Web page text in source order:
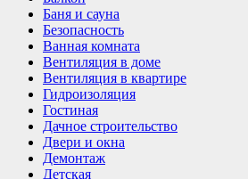
Баня и сауна
Безопасность
Ванная комната
Вентиляция в доме
Вентиляция в квартире
Гидроизоляция
Гостиная
Дачное строительство
Двери и окна
Демонтаж
Детская